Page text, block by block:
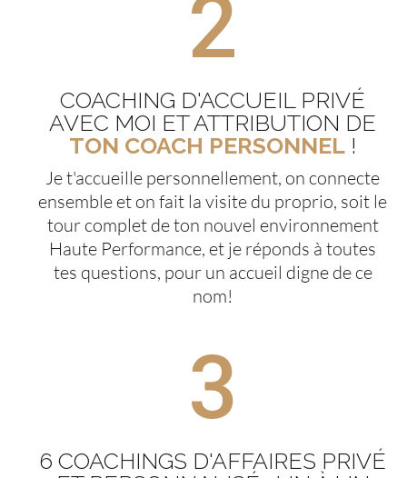
2
COACHING D'ACCUEIL PRIVÉ
AVEC MOI ET ATTRIBUTION DE
TON COACH PERSONNEL !
Je t'accueille personnellement, on connecte
ensemble et on fait la visite du proprio, soit le
tour complet de ton nouvel environnement
Haute Performance, et je réponds à toutes
tes questions, pour un accueil digne de ce
nom!
3
6 COACHINGS D'AFFAIRES PRIVÉ